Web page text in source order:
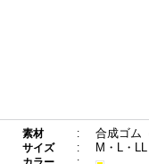
素材 合成ゴム
サイズ M・L・LL